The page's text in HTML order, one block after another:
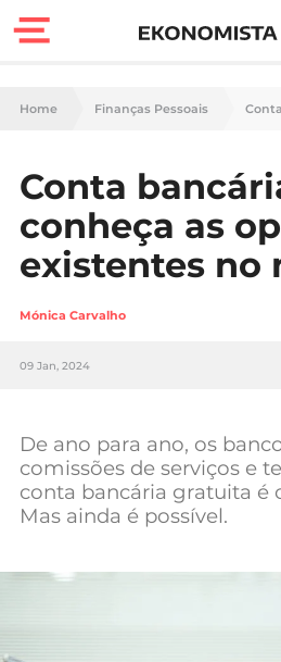
Finanças
Carreira
Casa
Lifestyle
Sociedade
Negócios
Mundial 2026
Home Finanças Pessoais
Conta
conheça as
existentes no
Mónica Carvalho
09 Jan, 2024
De ano para ano, os
comissões de serviços e
conta bancária gratuita é
Mas ainda é possível.